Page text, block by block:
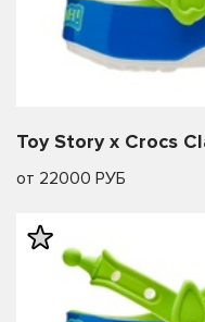
Toy Story x Crocs
от 22000 РУБ